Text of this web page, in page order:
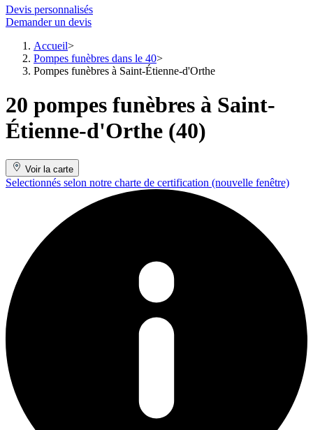
Devis personnalisés
Demander un devis
Accueil
Pompes funèbres dans le 40
Pompes funèbres à Saint-Étienne-d'Orthe
20 pompes funèbres à Saint-
Étienne-d'Orthe (40)
Voir la carte
Selectionnés selon notre charte de certification (nouvelle fenêtre)